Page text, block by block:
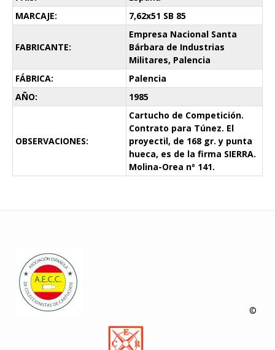
MARCAJE:
7,62x51 SB 85
FABRICANTE:
Empresa Nacional Santa
Bárbara de Industrias
Militares, Palencia
FÁBRICA:
Palencia
AÑO:
1985
OBSERVACIONES:
Cartucho de Competición.
Contrato para Túnez. El
proyectil, de 168 gr. y punta
hueca, es de la firma SIERRA.
Molina-Orea nº 141.
©